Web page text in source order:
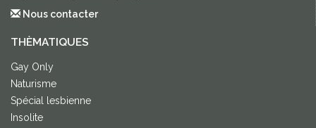
Nous contacter
THÈMATIQUES
Gay Only
Naturisme
Spécial lesbienne
Insolite